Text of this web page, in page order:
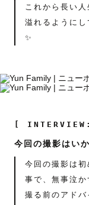
これから長い
溢れるように
✨
[
今回の撮
今回の撮影は
事で、無事泣か
撮る前のアド